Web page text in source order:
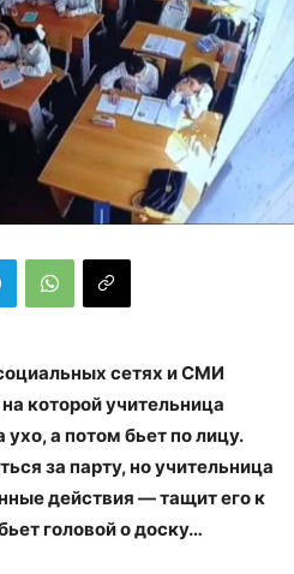
сетях и СМИ
которой учительница
ухо, а потом бьет по лицу.
за парту, но учительница
действия — тащит его к
головой о доску…